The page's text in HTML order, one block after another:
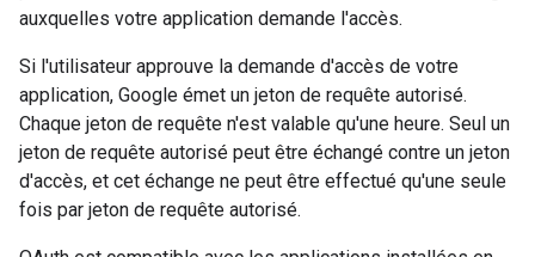
auxquelles votre application demande l'accès.
Si l'utilisateur approuve la demande d'accès de votre
application, Google émet un jeton de requête autorisé.
Chaque jeton de requête n'est valable qu'une heure. Seul un
jeton de requête autorisé peut être échangé contre un jeton
d'accès, et cet échange ne peut être effectué qu'une seule
fois par jeton de requête autorisé.